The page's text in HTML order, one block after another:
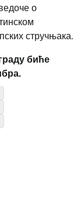
о
стручњака.
биће